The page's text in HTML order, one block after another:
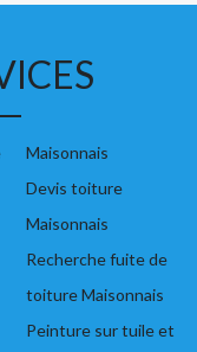
Maisonnais
Devis toiture
Maisonnais
Recherche fuite de
toiture Maisonnais
Peinture sur tuile et